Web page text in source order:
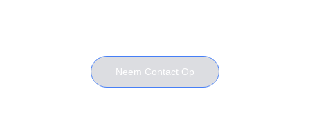
Neem Contact Op